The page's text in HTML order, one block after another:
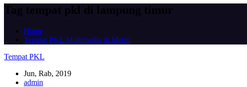
Tag tempat pkl di lampung timur
Home
Tempat PKL Multimedia di Metro
Tempat PKL
Jun, Rab, 2019
admin